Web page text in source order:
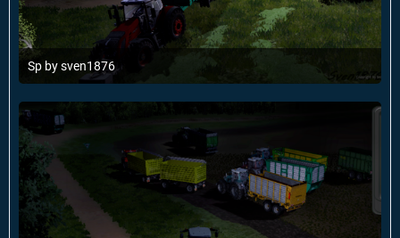
Sp by sven1876
19. Mai 2014 um 12:37